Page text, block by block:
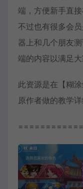
端，方便新手直
不过也有很多会
器上和几个朋友
端的内容以满足大
此资源是在【糊
原作者做的教学